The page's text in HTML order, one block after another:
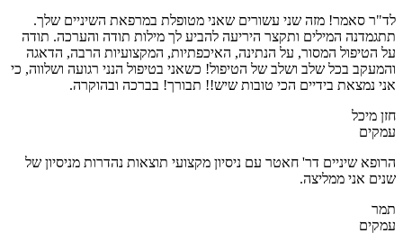
לד"ר סאמר! מזה שני עשורים שאני מטופלת במרפאת השיניים שלך.
תתגמדנה המילים ותקצר היריעה להביע לך מילות תודה והערכה. תודה
על הטיפול המסור, על הנתינה, האיכפתיות, המקצועיות הרבה, הדאגה
והמעקב בכל שלב ושלב של הטיפול! כשאני בטיפול הנני רגועה ושלווה, כי
אני נמצאת בידיים הכי טובות שיש!! תבורך! בברכה ובהוקרה.
חזן מיכל
עמקים
הרופא שיניים דר' חאטר עם ניסיון מקצועי תוצאות נהדרות מניסיון של
שנים אני ממליצה.
תמר
עמקים